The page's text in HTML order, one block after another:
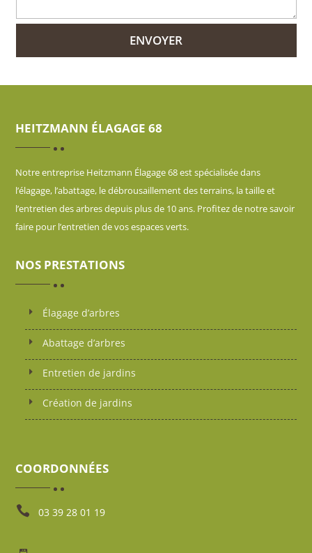
ENVOYER
HEITZMANN ÉLAGAGE 68
Notre entreprise Heitzmann Élagage 68 est spécialisée dans
l’élagage, l’abattage, le débrousaillement des terrains, la taille et
l’entretien des arbres depuis plus de 10 ans. Profitez de notre savoir
faire pour l’entretien de vos espaces verts.
NOS PRESTATIONS
Élagage d’arbres
Abattage d’arbres
Entretien de jardins
Création de jardins
COORDONNÉES
 03 39 28 01 19